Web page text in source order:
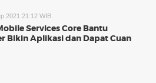
2021 21:12 WIB
Services Core Bantu
Bikin Aplikasi dan Dapat Cuan